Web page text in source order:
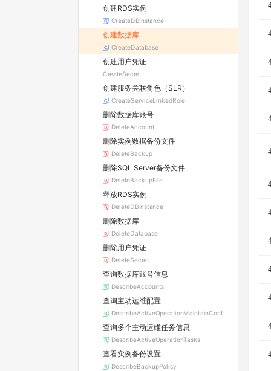
创建RDS实例
CreateDBInstance
创建数据库
CreateDatabase
创建用户凭证
CreateSecret
创建服务关联角色（SLR）
CreateServiceLinkedRole
删除数据库账号
DeleteAccount
删除实例数据备份文件
DeleteBackup
删除SQL Server备份文件
DeleteBackupFile
释放RDS实例
DeleteDBInstance
删除数据库
DeleteDatabase
删除用户凭证
DeleteSecret
查询数据库账号信息
DescribeAccounts
查询主动运维配置
DescribeActiveOperationMaintainConf
查询多个主动运维任务信息
DescribeActiveOperationTasks
查看实例备份设置
DescribeBackupPolicy